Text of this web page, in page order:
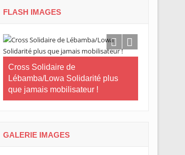
FLASH IMAGES
Cross Solidaire de
Lébamba/Lowa Solidarité plus
que jamais mobilisateur !
GALERIE IMAGES